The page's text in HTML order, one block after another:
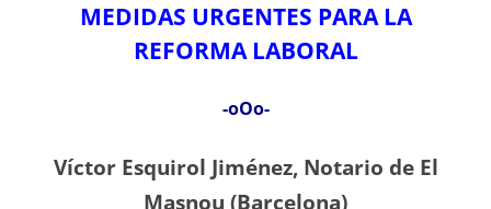
MEDIDAS URGENTES PARA LA
REFORMA LABORAL
-oOo-
Víctor Esquirol Jiménez, Notario de El
Masnou (Barcelona)